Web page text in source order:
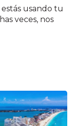
usando tu
veces, nos